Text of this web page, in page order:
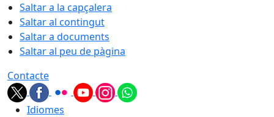
Saltar a la capçalera
Saltar al contingut
Saltar a documents
Saltar al peu de pàgina
Contacte
Idiomes